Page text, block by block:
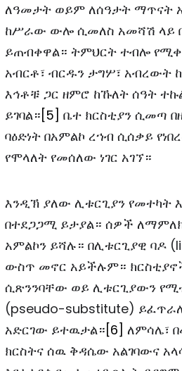
ለዓመታት ወይም ለሰዓታት ማጥናት
ከሥራው ውሎ ሲመለስ አመሻሽ ላይ
ይጠብቀዋል። ትምህርት ተብሎ
አብርቶ፣ ብርዱን ታግሦ፣ አብረውት
እኅቶቹ ጋር ዘምሮ ከኹለት ሰዓት
ይገባል።[5] ቤተ ክርስቲያን ሲመጣ
ባዕድነት በአምልኮ ረኀብ ሲሰቃይ
የሞላለት የመሰለው ነገር አገኘ።
እንዲኽ ያለው ሊቱርጊያን የመተካት
በተደጋጋሚ ይታያል። ሰዎች
አምልኮን ይሻሉ። በሊቱርጊያዊ ባዶ
ውስጥ መኖር አይችሉም።
ሲጽንንባቸው ወይ ሊቱርጊያውን
(pseudo-substitute)
አድርገው ይተዉታል።[6] ለምሳሌ፣
ክርስትና ሰዉ ቅዳሴው አልገባውና